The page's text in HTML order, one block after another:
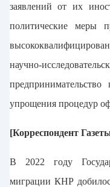
заявлений от их
политические меры
научно-
упрощения процедур
[Корреспондент
В 2022 году
миграции КНР